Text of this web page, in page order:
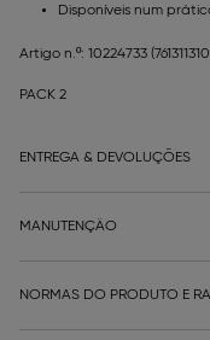
Disponíveis num
Artigo n.º: 10224733
PACK 2
ENTREGA & DEVOLUÇÕES
MANUTENÇÃO
NORMAS DO PRODUTO E